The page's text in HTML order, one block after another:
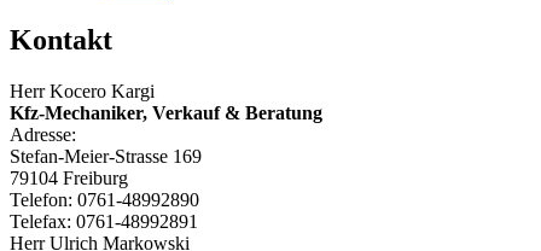
Kontakt
Herr Kocero Kargi
Kfz-Mechaniker, Verkauf & Beratung
Adresse:
Stefan-Meier-Strasse 169
79104 Freiburg
Telefon: 0761-48992890
Telefax: 0761-48992891
Herr Ulrich Markowski